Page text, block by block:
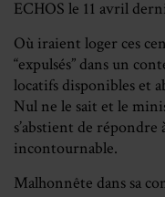
ECHOS le 11 avril
Où iraient loger ces
“expulsés” dans un
locatifs disponibles et
Nul ne le sait et le
s’abstient de
incontournable.
Malhonnête dans sa